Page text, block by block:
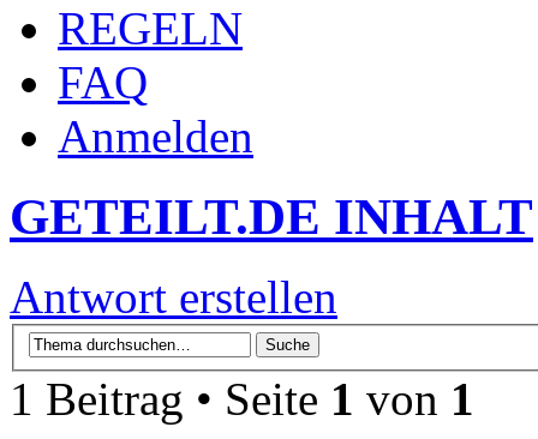
REGELN
FAQ
Anmelden
GETEILT.DE INHALT
Antwort erstellen
1 Beitrag • Seite 1 von 1